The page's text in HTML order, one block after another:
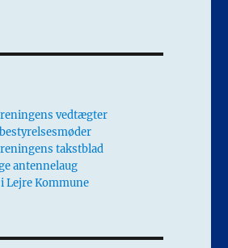
vedtægter
takstblad
antennelaug
Lejre Kommune